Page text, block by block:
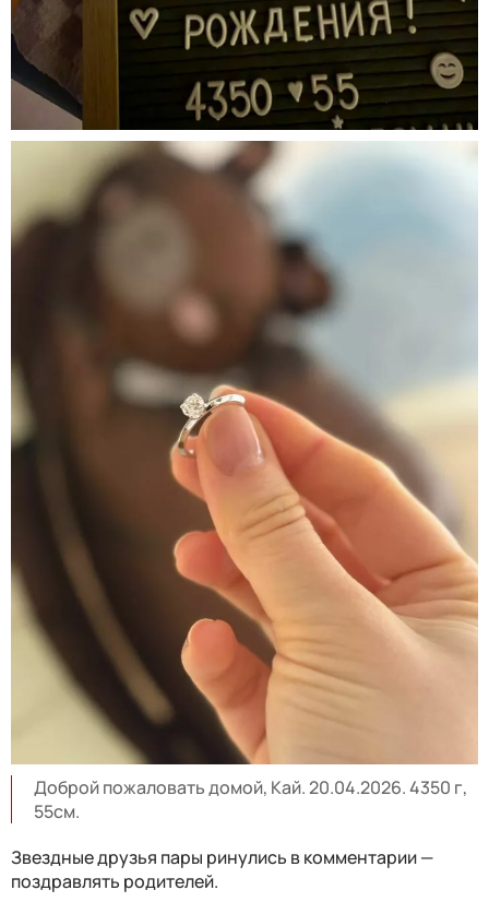
Доброй пожаловать домой, Кай. 20.04.2026. 4350 г,
55см.
Звездные друзья пары ринулись в комментарии —
поздравлять родителей.